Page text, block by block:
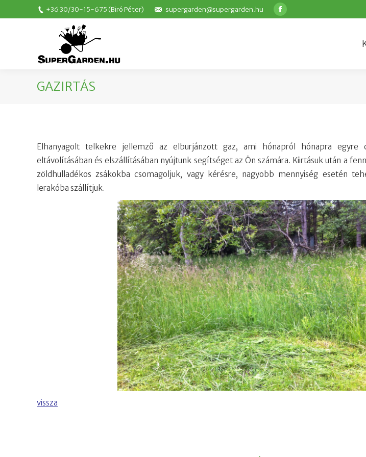
+36 30/30-15-675 (Biró Péter) supergarden@supergarden.hu Facebook
GAZIRTÁS
Elhanyagolt telkekre jellemző az elburjánzott gaz, ami hónapról hónapra egyre
eltávolításában és elszállításában nyújtunk segítséget az Ön számára. Kiirtásuk után a
zöldhulladékos zsákokba csomagoljuk, vagy kérésre, nagyobb mennyiség esetén
lerakóba szállítjuk.
vissza